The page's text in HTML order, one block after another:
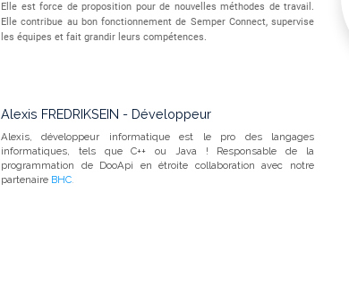
Elle est force de proposition pour de nouvelles méthodes de travail.
Elle contribue au bon fonctionnement de Semper Connect, supervise
les équipes et fait grandir leurs compétences.
Alexis FREDRIKSEIN - Développeur
Alexis, développeur informatique est le pro des langages
informatiques, tels que C++ ou Java ! Responsable de la
programmation de DooApi en étroite collaboration avec notre
partenaire BHC.